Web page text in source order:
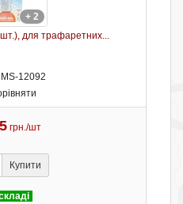
+ 2
для трафаретних...
12092
грн./шт
Купити